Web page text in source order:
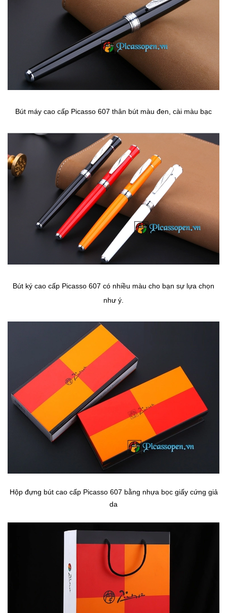
Bút máy cao cấp Picasso 607 thân bút màu đen, cài màu bạc
Bút ký cao cấp Picasso 607 có nhiều màu cho bạn sự lựa chọn
như ý.
Hộp đựng bút cao cấp Picasso 607 bằng nhựa bọc giấy cứng giả
da